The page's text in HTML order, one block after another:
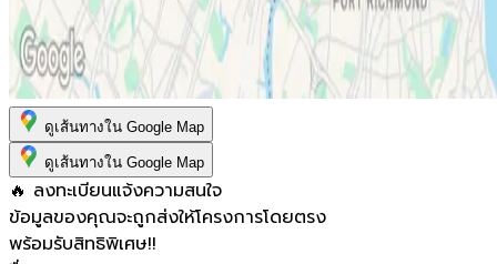
ดูเส้นทางใน Google Map
ดูเส้นทางใน Google Map
🔥 ลงทะเบียนแจ้งความสนใจ
ข้อมูลของคุณจะถูกส่งให้โครงการโดยตรง
พร้อมรับสิทธิพิเศษ!!